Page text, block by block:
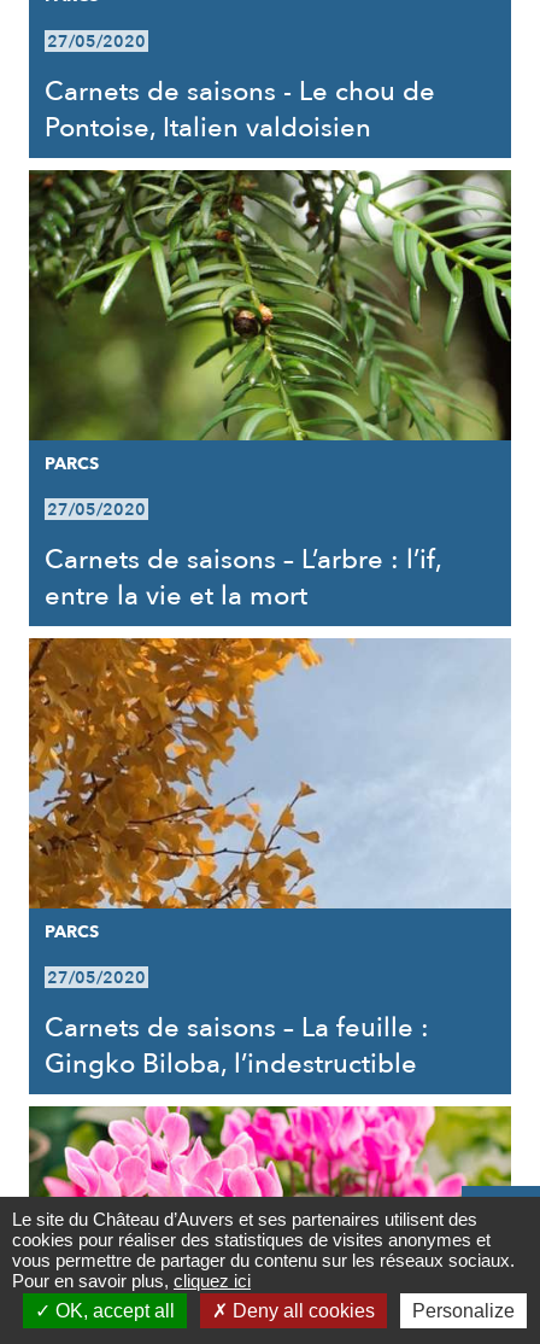
Contact

Newsletter
27/05/2020
Carnets de saisons - Le chou de
Pontoise, Italien valdoisien
PARCS
27/05/2020
Carnets de saisons – L’arbre : l’if,
entre la vie et la mort
PARCS
27/05/2020
Carnets de saisons – La feuille :
Gingko Biloba, l’indestructible
Le site du Château d’Auvers et ses partenaires utilisent des
cookies pour réaliser des statistiques de visites anonymes et
vous permettre de partager du contenu sur les réseaux sociaux.
Pour en savoir plus, cliquez ici
OK, accept all
Deny all cookies Personalize